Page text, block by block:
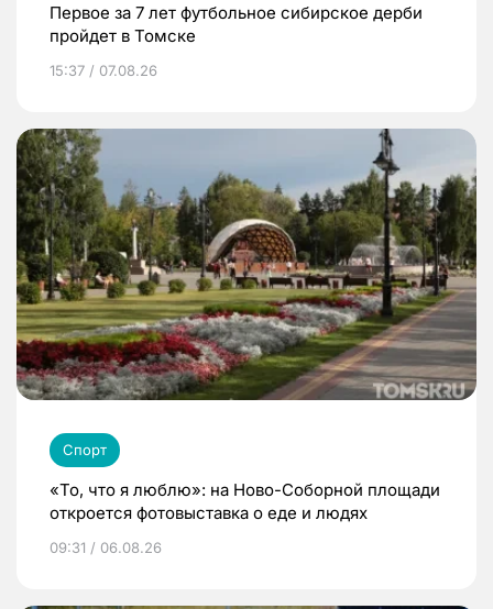
Первое за 7 лет футбольное сибирское дерби
пройдет в Томске
15:37 / 07.08.26
Спорт
«То, что я люблю»: на Ново-Соборной площади
откроется фотовыставка о еде и людях
09:31 / 06.08.26